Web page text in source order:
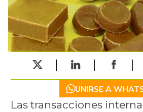
UNIRSE A
Las transacciones